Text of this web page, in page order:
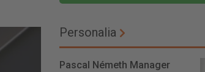
Personalia
Pascal Németh Manager